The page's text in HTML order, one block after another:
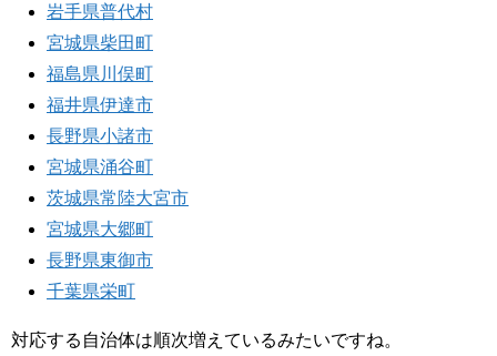
岩手県普代村
宮城県柴田町
福島県川俣町
福井県伊達市
長野県小諸市
宮城県涌谷町
茨城県常陸大宮市
宮城県大郷町
長野県東御市
千葉県栄町
対応する自治体は順次増えているみたいですね。